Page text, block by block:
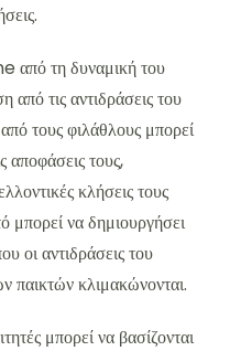
από τη δυναμική του
από τις αντιδράσεις του
τους φιλάθλους μπορεί
αποφάσεις τους,
κλήσεις τους
μπορεί να δημιουργήσει
οι αντιδράσεις του
παικτών κλιμακώνονται.
μπορεί να βασίζονται